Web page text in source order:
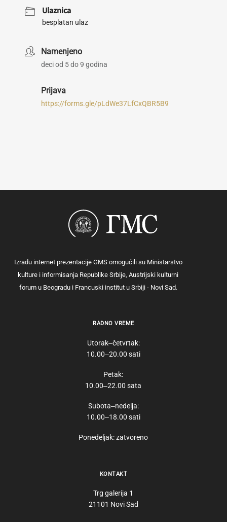
Ulaznica
besplatan ulaz
Namenjeno
deci od 5 do 9 godina
Prijava
https://forms.gle/pLdWe37LfCxQBR5B9
Izradu internet prezentacije GMS omogućili su Ministarstvo
kulture i informisanja Republike Srbije, Austrijski kulturni
forum u Beogradu i Francuski institut u Srbiji - Novi Sad.
RADNO VREME
Utorak‒četvrtak:
10.00‒20.00 sati
Petak:
10.00‒22.00 sata
Subota‒nedelja:
10.00‒18.00 sati
Ponedeljak: zatvoreno
KONTAKT
Trg galerija 1
21101 Novi Sad